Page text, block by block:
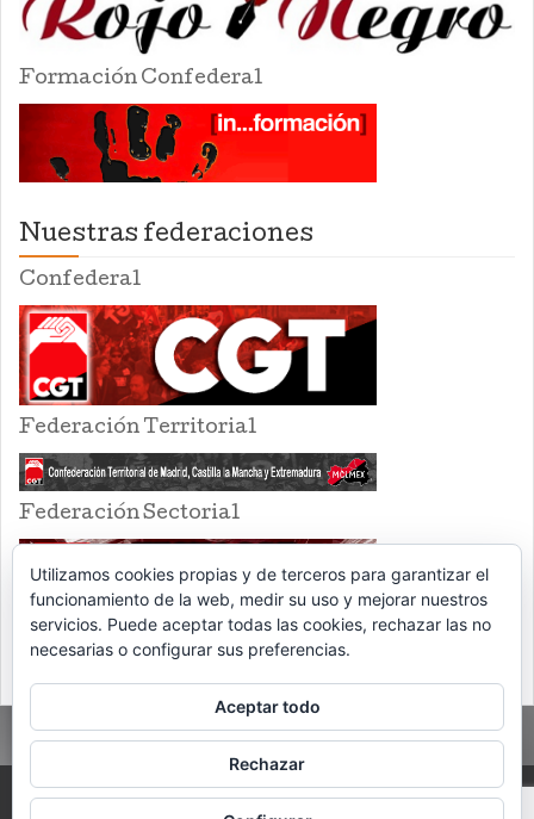
Formación Confederal
Nuestras federaciones
Confederal
Federación Territorial
Federación Sectorial
PROUDLY POWERED BY WORDPRESS THEME: EVENTBRITE SINGLE EVENT
Utilizamos cookies propias y de terceros para garantizar el
funcionamiento de la web, medir su uso y mejorar nuestros
servicios. Puede aceptar todas las cookies, rechazar las no
necesarias o configurar sus preferencias.
Aceptar todo
Rechazar